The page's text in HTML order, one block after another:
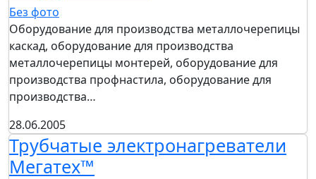
Без фото
Оборудование для производства металлочерепицы
каскад, оборудование для производства
металлочерепицы монтерей, оборудование для
производства профнастила, оборудование для
производства…
28.06.2005
Трубчатые электронагреватели
Мегатех™